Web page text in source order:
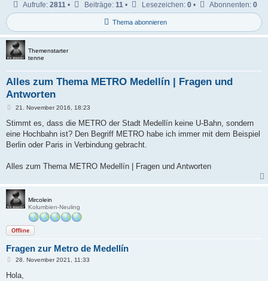
Thema abonnieren
Aufrufe: 2811 • Beiträge: 11 • Lesezeichen: 0 • Abonnenten: 0
Themenstarter
tenne
Alles zum Thema METRO Medellín | Fragen und
Antworten
B
i
r
a
21. November 2016, 18:23
Stimmt es, dass die METRO der Stadt Medellín keine U-Bahn, sondern
eine Hochbahn ist? Den Begriff METRO habe ich immer mit dem Beispiel
Berlin oder Paris in Verbindung gebracht.
Alles zum Thema METRO Medellín | Fragen und Antworten
Mircolein
Kolumbien-Neuling
Offline
Fragen zur Metro de Medellín
B
i
28. November 2021, 11:33
Hola,